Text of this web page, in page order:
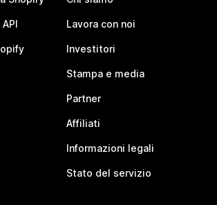
Lavora con noi
Investitori
Stampa e media
Partner
Affiliati
Informazioni legali
Stato del servizio